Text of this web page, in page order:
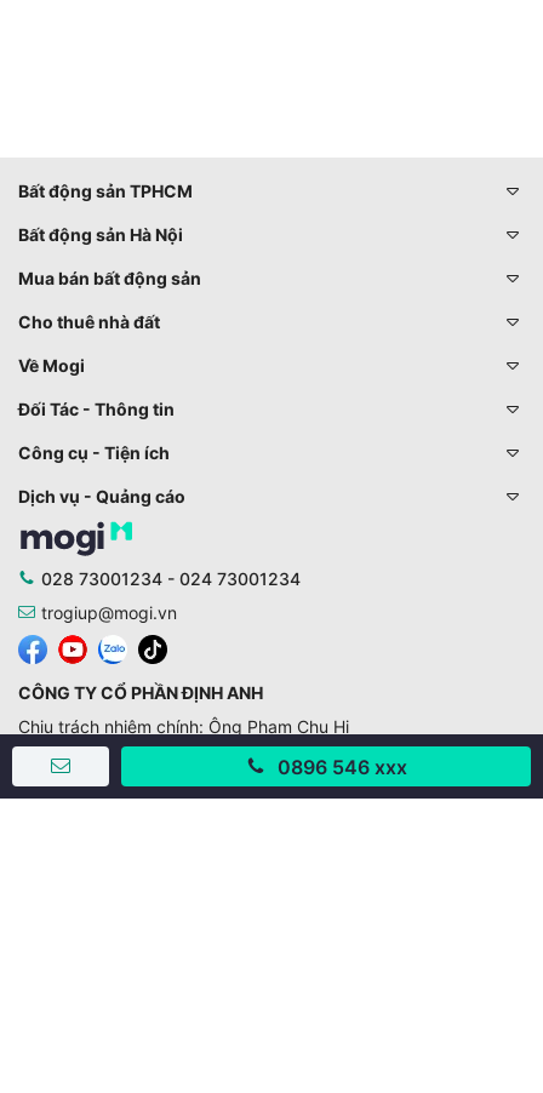
0896 546 xxx
Bất động sản TPHCM
Bất động sản Hà Nội
Mua bán bất động sản
Cho thuê nhà đất
Về Mogi
Đối Tác - Thông tin
Công cụ - Tiện ích
Dịch vụ - Quảng cáo
028 73001234 - 024 73001234
trogiup@mogi.vn
CÔNG TY CỔ PHẦN ĐỊNH ANH
Chịu trách nhiệm chính: Ông Phạm Chu Hi
Giấy phép số: 429/GP-BTTTT do Bộ TTTT cấp ngày
11/10/2019